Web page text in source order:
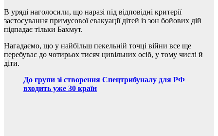
В уряді наголосили, що наразі під відповідні критерії
застосування примусової евакуації дітей із зон бойових дій
підпадає тільки Бахмут.
Нагадаємо, що у найбільш пекельній точці війни все ще
перебуває до чотирьох тисяч цивільних осіб, у тому числі й
діти.
До групи зі створення Спецтрибуналу для РФ
входить уже 30 країн